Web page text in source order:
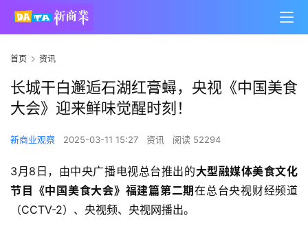
首页 资讯
长城干白邂逅石湖红膏蟳，央视《中国美食
大会》迎来鲜味觉醒时刻！
新商业观察 2025-03-11 15:27 资讯 阅读 52294
3月8日，由中央广播电视总台推出的大型融媒体美食文化
节目《中国美食大会》福建篇第二期在总台央视财经频道
（CCTV-2）、央视频、央视网播出。